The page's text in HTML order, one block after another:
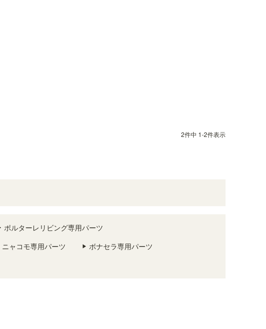
2件中 1-2件表示
ポルターレリビング専用パーツ
ニャコモ専用パーツ
ボナセラ専用パーツ